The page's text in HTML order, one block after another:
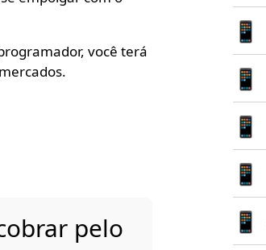
você terá
pelo